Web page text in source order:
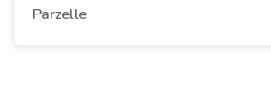
Parzelle